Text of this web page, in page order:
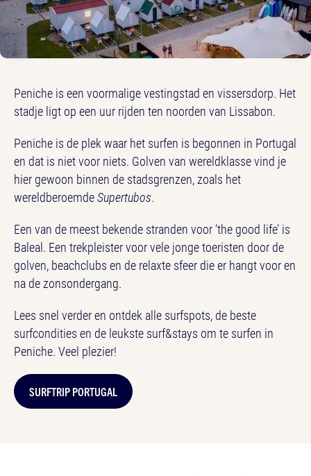
Peniche is een voormalige vestingstad en vissersdorp. Het
stadje ligt op een uur rijden ten noorden van Lissabon.
Peniche is de plek waar het surfen is begonnen in Portugal
en dat is niet voor niets. Golven van wereldklasse vind je
hier gewoon binnen de stadsgrenzen, zoals het
wereldberoemdeSupertubos.
Een van de meest bekende stranden voor ‘the good life’ is
Baleal. Een trekpleister voor vele jonge toeristen door de
golven, beachclubs en de relaxte sfeer die er hangt voor en
na de zonsondergang.
Lees snel verder en ontdek alle surfspots, de beste
surfcondities en de leukste surf&stays om te surfen in
Peniche. Veel plezier!
SURFTRIP PORTUGAL